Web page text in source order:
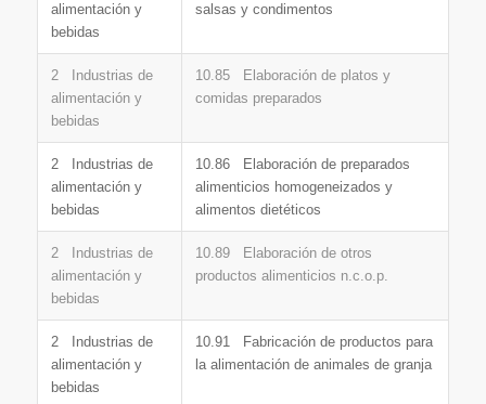
alimentación y
bebidas
salsas y condimentos
2 Industrias de
alimentación y
bebidas
10.85 Elaboración de platos y
comidas preparados
2 Industrias de
alimentación y
bebidas
10.86 Elaboración de preparados
alimenticios homogeneizados y
alimentos dietéticos
2 Industrias de
alimentación y
bebidas
10.89 Elaboración de otros
productos alimenticios n.c.o.p.
2 Industrias de
alimentación y
bebidas
10.91 Fabricación de productos para
la alimentación de animales de granja